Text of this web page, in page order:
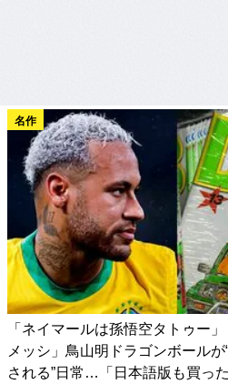
名作
「ネイマールは孫悟空タトゥー
メッシ」鳥山明ドラゴンボール
される”日常…「日本語版も買った